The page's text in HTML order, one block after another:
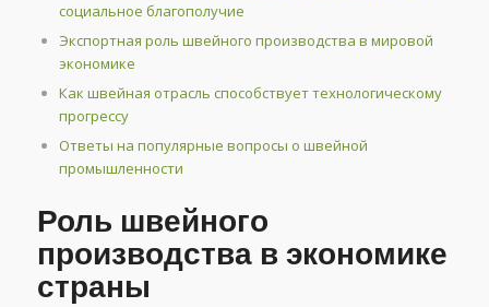
социальное благополучие
Экспортная роль швейного производства в мировой
экономике
Как швейная отрасль способствует технологическому
прогрессу
Ответы на популярные вопросы о швейной
промышленности
Роль швейного
производства в экономике
страны